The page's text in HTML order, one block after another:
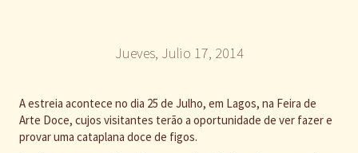
Jueves, Julio 17, 2014
A estreia acontece no dia 25 de Julho, em Lagos, na Feira de
Arte Doce, cujos visitantes terão a oportunidade de ver fazer e
provar uma cataplana doce de figos.